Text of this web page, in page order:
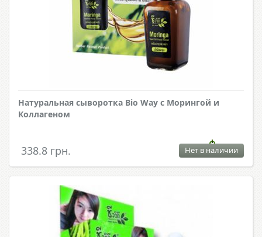
Натуральная сыворотка Bio Way с Морингой и
Коллагеном
338.8 грн. Нет в наличии